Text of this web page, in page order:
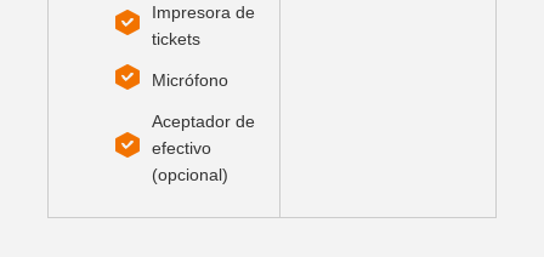
Impresora de
tickets
Micrófono
Aceptador de
efectivo
(opcional)